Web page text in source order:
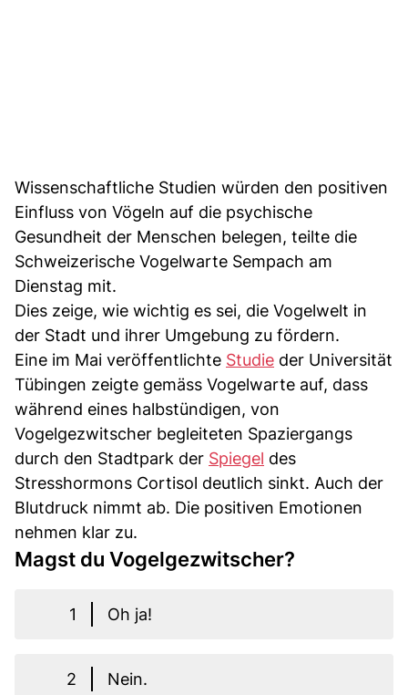
Wissenschaftliche Studien würden den positiven
Einfluss von Vögeln auf die psychische
Gesundheit der Menschen belegen, teilte die
Schweizerische Vogelwarte Sempach am
Dienstag mit.
Dies zeige, wie wichtig es sei, die Vogelwelt in
der Stadt und ihrer Umgebung zu fördern.
Eine im Mai veröffentlichte Studie der Universität
Tübingen zeigte gemäss Vogelwarte auf, dass
während eines halbstündigen, von
Vogelgezwitscher begleiteten Spaziergangs
durch den Stadtpark der Spiegel des
Stresshormons Cortisol deutlich sinkt. Auch der
Blutdruck nimmt ab. Die positiven Emotionen
nehmen klar zu.
Magst du Vogelgezwitscher?
1 Oh ja!
2
Nein.